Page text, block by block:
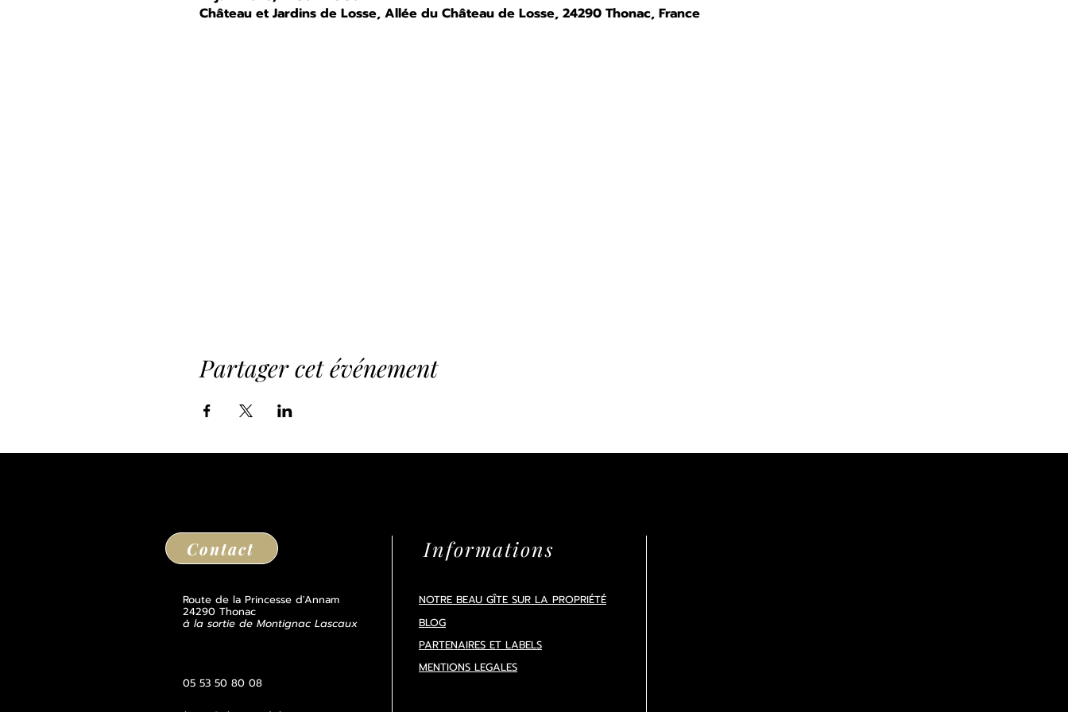
Château et Jardins de Losse, Allée du Château de Losse, 24290 Thonac, France
Partager cet événement
Contact
Route de la Princesse d'Annam
24290 Thonac
à la sortie de Montignac Lascaux
05 53 50 80 08
Informations
NOTRE BEAU GÎTE SUR LA PROPRIÉTÉ
BLOG
PARTENAIRES ET LABELS
MENTIONS LEGALES